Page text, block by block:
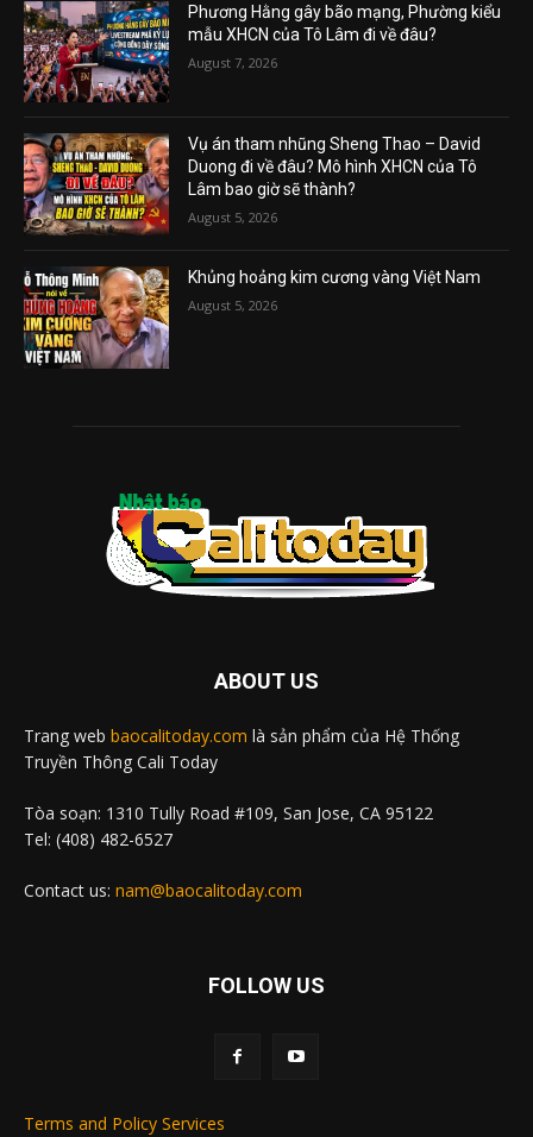
Phương Hằng gây bão mạng, Phường kiểu
mẫu XHCN của Tô Lâm đi về đâu?
August 7, 2026
Vụ án tham nhũng Sheng Thao – David
Duong đi về đâu? Mô hình XHCN của Tô
Lâm bao giờ sẽ thành?
August 5, 2026
Khủng hoảng kim cương vàng Việt Nam
August 5, 2026
ABOUT US
Trang web baocalitoday.com là sản phẩm của Hệ Thống
Truyền Thông Cali Today
Tòa soạn: 1310 Tully Road #109, San Jose, CA 95122
Tel: (408) 482-6527
Contact us: nam@baocalitoday.com
FOLLOW US
Terms and Policy Services